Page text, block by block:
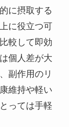
に摂取する
に役立つ可
較して即効
個人差が大
副作用のリ
維持や軽い
っては手軽